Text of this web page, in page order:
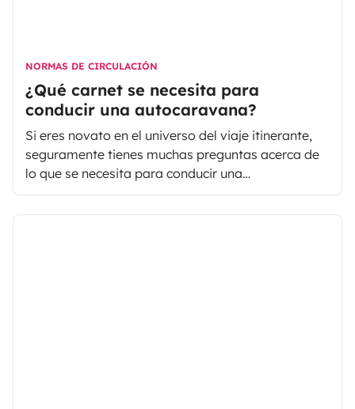
NORMAS DE CIRCULACIÓN
¿Qué carnet se necesita para
conducir una autocaravana?
Si eres novato en el universo del viaje itinerante,
seguramente tienes muchas preguntas acerca de
lo que se necesita para conducir una
autocaravana y otros datos importantes.